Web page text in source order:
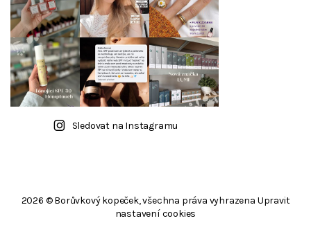
Sledovat na Instagramu
2026 © Borůvkový kopeček, všechna práva vyhrazena Upravit
nastavení cookies